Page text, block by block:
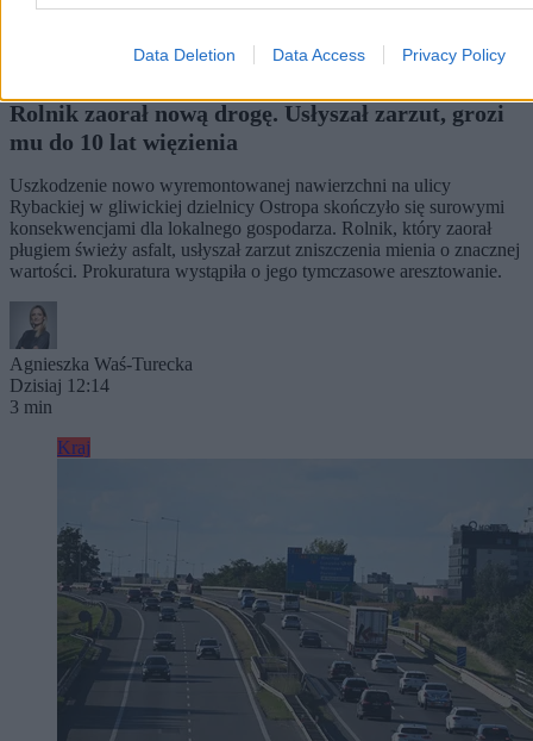
Data Deletion Data Access Privacy Policy
Rolnik zaorał nową drogę. Usłyszał zarzut, grozi
mu do 10 lat więzienia
Uszkodzenie nowo wyremontowanej nawierzchni na ulicy
Rybackiej w gliwickiej dzielnicy Ostropa skończyło się surowymi
konsekwencjami dla lokalnego gospodarza. Rolnik, który zaorał
pługiem świeży asfalt, usłyszał zarzut zniszczenia mienia o znacznej
wartości. Prokuratura wystąpiła o jego tymczasowe aresztowanie.
Agnieszka Waś-Turecka
Dzisiaj 12:14
3 min
Kraj